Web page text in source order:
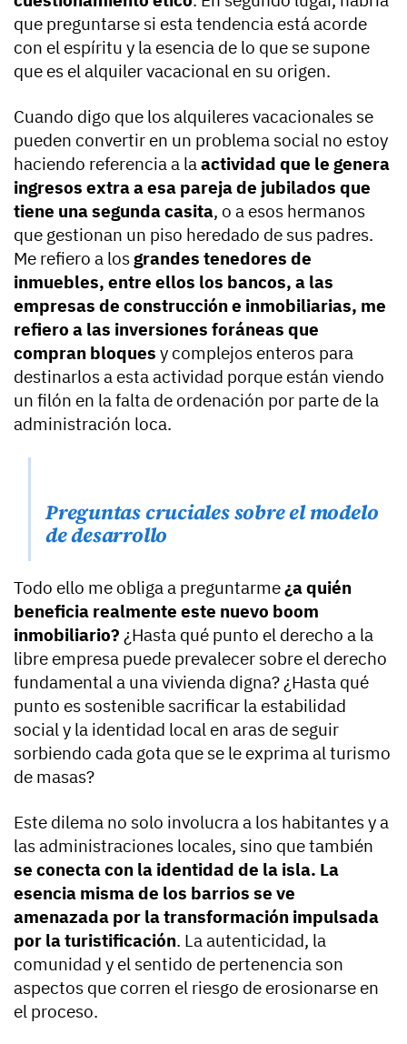
que preguntarse si esta tendencia está acorde
con el espíritu y la esencia de lo que se supone
que es el alquiler vacacional en su origen.
Cuando digo que los alquileres vacacionales se
pueden convertir en un problema social no estoy
haciendo referencia a la actividad que le genera
ingresos extra a esa pareja de jubilados que
tiene una segunda casita, o a esos hermanos
que gestionan un piso heredado de sus padres.
Me refiero a los grandes tenedores de
inmuebles, entre ellos los bancos, a las
empresas de construcción e inmobiliarias, me
refiero a las inversiones foráneas que
compran bloques y complejos enteros para
destinarlos a esta actividad porque están viendo
un filón en la falta de ordenación por parte de la
administración loca.
Preguntas cruciales sobre el modelo
de desarrollo
Todo ello me obliga a preguntarme¿a quién
beneficia realmente este nuevo boom
inmobiliario? ¿Hasta qué punto el derecho a la
libre empresa puede prevalecer sobre el derecho
fundamental a una vivienda digna? ¿Hasta qué
punto es sostenible sacrificar la estabilidad
social y la identidad local en aras de seguir
sorbiendo cada gota que se le exprima al turismo
de masas?
Este dilema no solo involucra a los habitantes y a
las administraciones locales, sino que también
se conecta con la identidad de la isla. La
esencia misma de los barrios se ve
amenazada por la transformación impulsada
por la turistificación. La autenticidad, la
comunidad y el sentido de pertenencia son
aspectos que corren el riesgo de erosionarse en
el proceso.